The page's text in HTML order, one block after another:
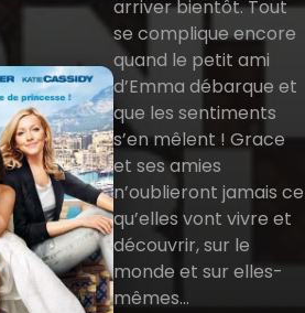
arriver bientôt. Tout
se complique encore
quand le petit ami
d’Emma débarque et
que les sentiments
s’en mêlent ! Grace
et ses amies
n’oublieront jamais ce
qu’elles vont vivre et
découvrir, sur le
monde et sur elles-
mêmes…